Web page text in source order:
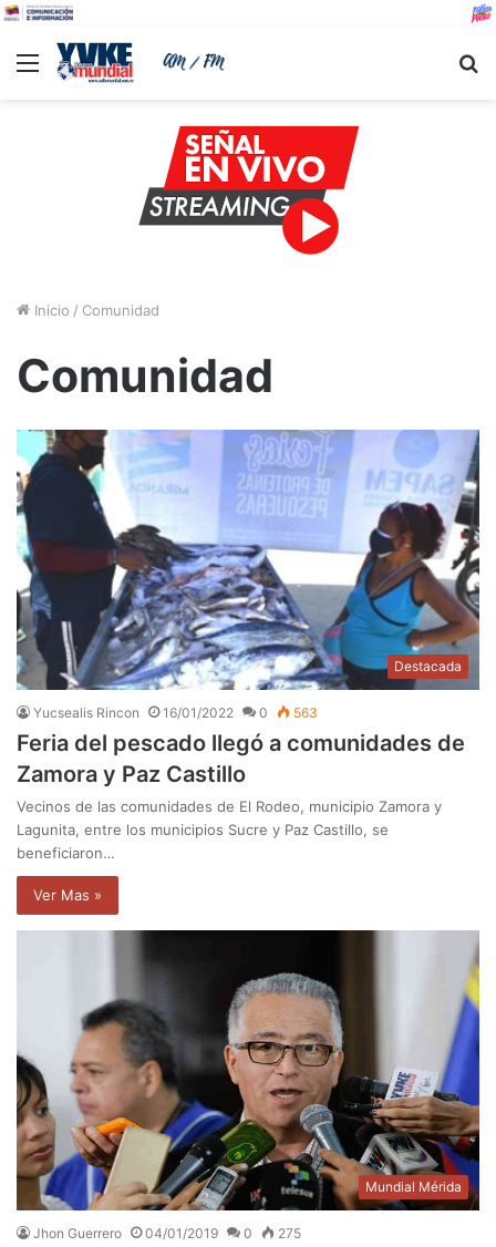
Menu
Inicio / Comunidad
Comunidad
Destacada
Yucsealis Rincon 16/01/2022 0 563
Feria del pescado llegó a comunidades de
Zamora y Paz Castillo
Vecinos de las comunidades de El Rodeo, municipio Zamora y
Lagunita, entre los municipios Sucre y Paz Castillo, se
beneficiaron…
Ver Mas »
Mundial Mérida
Jhon Guerrero 04/01/2019 0 275